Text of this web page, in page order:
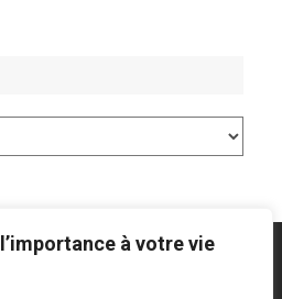
à votre vie